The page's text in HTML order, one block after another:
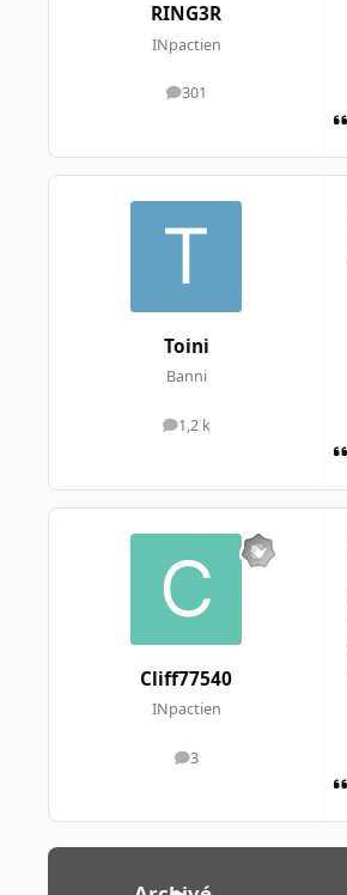
RING3R
INpactien
301
messages
Toini
Banni
1,2 k
messages
Cliff77540
INpactien
3
messages